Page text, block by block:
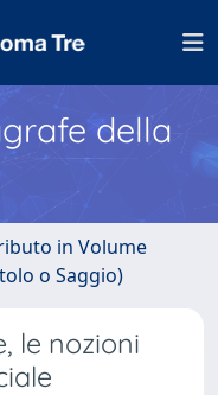
della
in Volume
o Saggio)
le nozioni